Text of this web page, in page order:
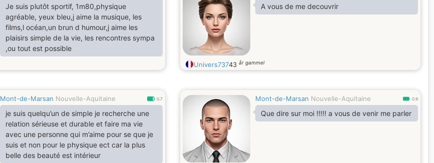
Je suis plutôt sportif, 1m80,physique
agréable, yeux bleu,j aime la musique, les
films,l océan,un brun d humour,j aime les
plaisirs simple de la vie, les rencontres sympa
,ou tout est possible
A vous de me decouvrir
Univers73743 år gammel
Mont-de-Marsan Nouvelle-Aquitaine 0.7
je suis quelqu’un de simple je recherche une
relation sérieuse et durable et faire ma vie
avec une personne qui m’aime pour se que je
suis et non pour le physique ect car la plus
belle des beauté est intérieur
Mont-de-Marsan Nouvelle-Aquitaine 0.9
Que dire sur moi !!!!! a vous de venir me parler